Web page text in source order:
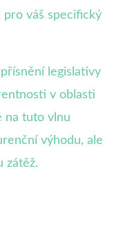
pro váš specifický
legislativy
v oblasti
na tuto vlnu
výhodu, ale
zátěž.